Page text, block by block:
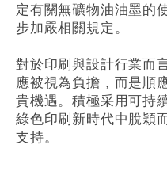
定有關無礦物油油墨的
步加嚴相關規定。
對於印刷與設計行業而
應被視為負擔，而是順
貴機遇。積極采用可持
綠色印刷新時代中脫穎
支持。